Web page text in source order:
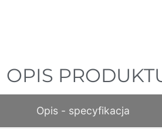
OPIS
Opis - specyfikacja